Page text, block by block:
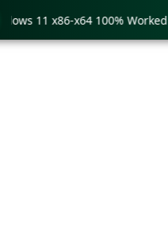
11 x86-x64 100% Worked